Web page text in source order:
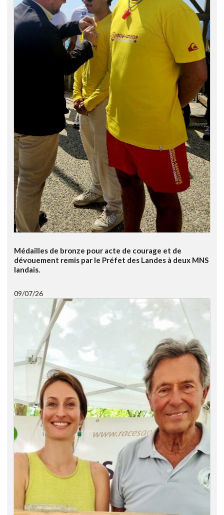
Médailles de bronze pour acte de courage et de
dévouement remis par le Préfet des Landes à deux MNS
landais.
09/07/26